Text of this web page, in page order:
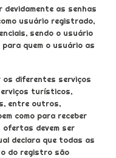
devidamente as senhas
usuário registrado,
sendo o usuário
quem o usuário as
diferentes serviços
turísticos,
entre outros,
como para receber
ofertas devem ser
declara que todas as
do registro são